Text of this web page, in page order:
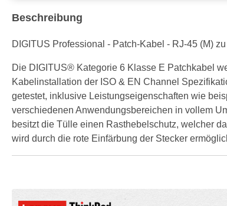
Beschreibung
DIGITUS Professional - Patch-Kabel - RJ-45 (M)
Die DIGITUS® Kategorie 6 Klasse E Patchkabel
Kabelinstallation der ISO & EN Channel
getestet, inklusive Leistungseigenschaften wie
verschiedenen Anwendungsbereichen in vollem
besitzt die Tülle einen Rasthebelschutz, welcher
wird durch die rote Einfärbung der Stecker